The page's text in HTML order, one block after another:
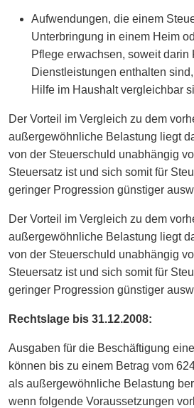
Aufwendungen, die einem
Unterbringung in einem Heim
Pflege erwachsen, soweit darin
Dienstleistungen enthalten
Hilfe im Haushalt vergleichbar
Der Vorteil im Vergleich zu dem
außergewöhnliche Belastung liegt
von der Steuerschuld unabhängig
Steuersatz ist und sich somit für
geringer Progression günstiger
Der Vorteil im Vergleich zu dem
außergewöhnliche Belastung liegt
von der Steuerschuld unabhängig
Steuersatz ist und sich somit für
geringer Progression günstiger
Rechtslage bis 31.12.2008:
Ausgaben für die Beschäftigung
können bis zu einem Betrag vom
als außergewöhnliche Belastung
wenn folgende Voraussetzungen